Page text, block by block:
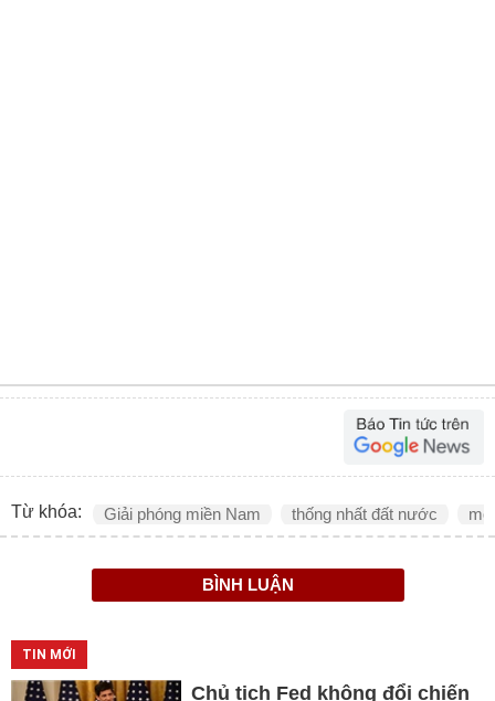
Từ khóa: Giải phóng miền Nam thống nhất đất nước
BÌNH LUẬN
TIN MỚI
Chủ tịch Fed không đổi chiến